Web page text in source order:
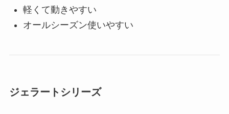
軽くて動きやすい
オールシーズン使いやすい
ジェラートシリーズ